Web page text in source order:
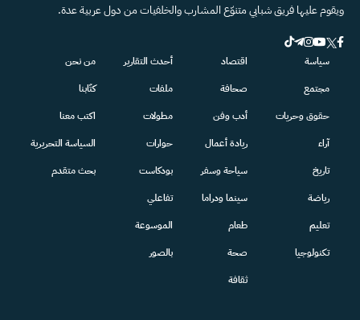
ويقوم عليها فريق شبابي متنوّع المشارب والخلفيات من دول عربية عدة.
سياسة
مجتمع
حقوق وحريات
آراء
تاريخ
رياضة
تعليم
تكنولوجيا
اقتصاد
صحافة
أدب وفن
ريادة أعمال
سياحة وسفر
سينما ودراما
طعام
صحة
ثقافة
أحدث التقارير
ملفات
مطولات
حوارات
بودكاست
تفاعلي
الموسوعة
بالصور
من نحن
كتّابنا
اكتب معنا
السياسة التحريرية
بحث متقدم